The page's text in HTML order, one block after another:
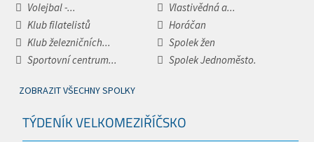
Volejbal -...
Vlastivědná a...
Klub filatelistů
Horáčan
Klub železničních...
Spolek žen
Sportovní centrum...
Spolek Jednoměsto.
ZOBRAZIT VŠECHNY SPOLKY
TÝDENÍK VELKOMEZIŘÍČSKO